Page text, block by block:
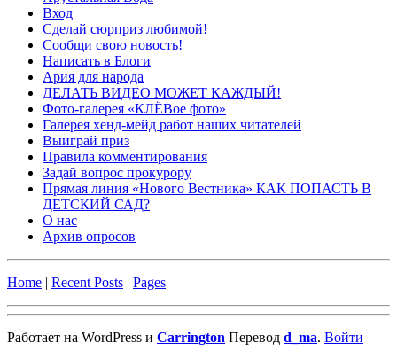
Вход
Сделай сюрприз любимой!
Сообщи свою новость!
Написать в Блоги
Ария для народа
ДЕЛАТЬ ВИДЕО МОЖЕТ КАЖДЫЙ!
Фото-галерея «КЛЁВое фото»
Галерея хенд-мейд работ наших читателей
Выиграй приз
Правила комментирования
Задай вопрос прокурору
Прямая линия «Нового Вестника» КАК ПОПАСТЬ В
ДЕТСКИЙ САД?
О нас
Архив опросов
Home | Recent Posts | Pages
Работает на WordPress и Carrington Перевод d_ma. Войти